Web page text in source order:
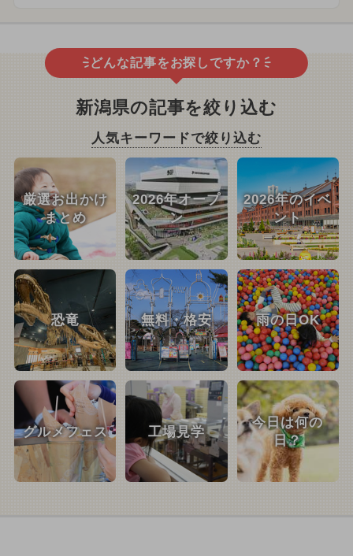
どんな記事をお探しですか？
新潟県の記事を絞り込む
人気キーワードで絞り込む
厳選お出かけ
まとめ
2026年オープ
ン
2026年のイベ
ント
恐竜 無料・格安 雨の日OK
グルメフェス 工場見学
今日は何の
日？